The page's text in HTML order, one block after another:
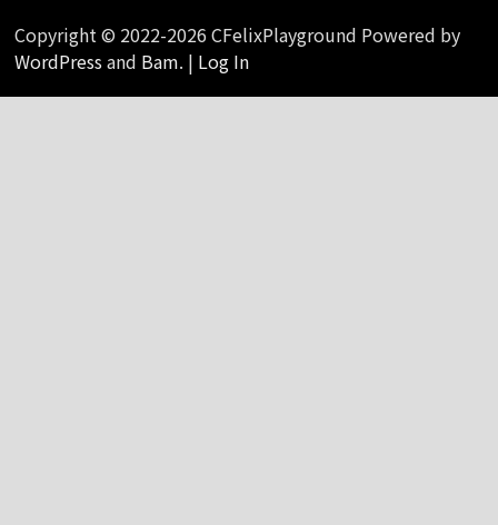
Copyright © 2022-2026 CFelixPlayground Powered by
WordPressand Bam. | Log In